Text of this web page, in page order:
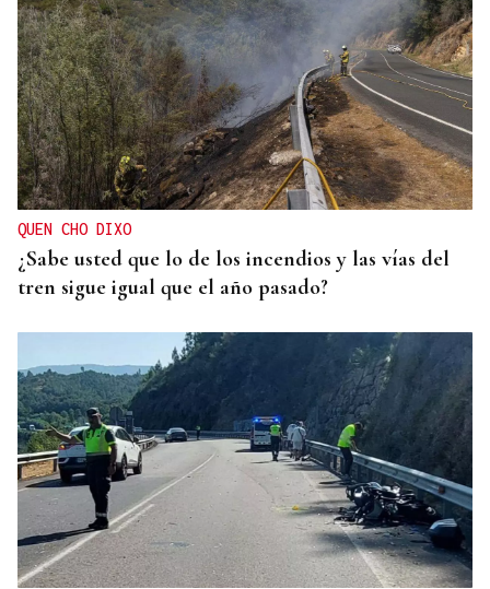
QUEN CHO DIXO
¿Sabe usted que lo de los incendios y las vías del
tren sigue igual que el año pasado?